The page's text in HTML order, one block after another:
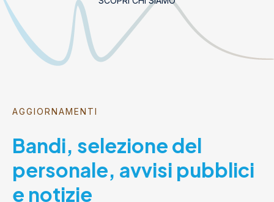
AGGIORNAMENTI
Bandi, selezione del
personale, avvisi pubblici
e notizie